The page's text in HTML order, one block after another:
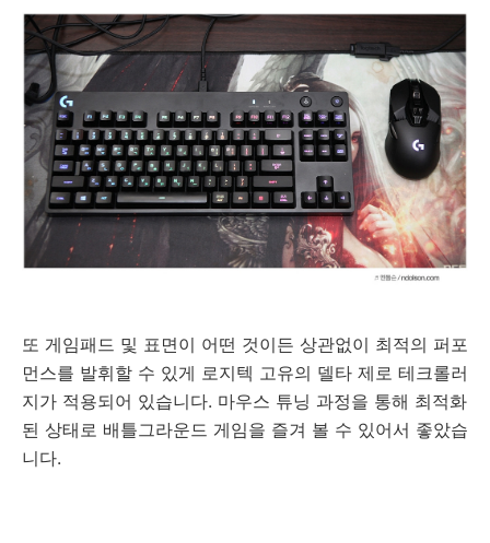
또 게임패드 및 표면이 어떤 것이든 상관없이 최적의 퍼포
먼스를 발휘할 수 있게 로지텍 고유의 델타 제로 테크롤러
지가 적용되어 있습니다. 마우스 튜닝 과정을 통해 최적화
된 상태로 배틀그라운드 게임을 즐겨 볼 수 있어서 좋았습
니다.